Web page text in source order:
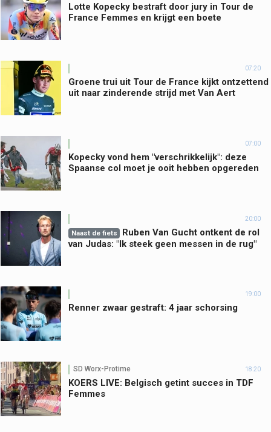
Lotte Kopecky bestraft door jury in Tour de
France Femmes en krijgt een boete
07:20
Groene trui uit Tour de France kijkt ontzettend
uit naar zinderende strijd met Van Aert
07:00
Kopecky vond hem "verschrikkelijk": deze
Spaanse col moet je ooit hebben opgereden
20:00
Naast de fiets
Ruben Van Gucht ontkent de rol
van Judas: "Ik steek geen messen in de rug"
19:00
Renner zwaar gestraft: 4 jaar schorsing
SD Worx-Protime 18:20
KOERS LIVE: Belgisch getint succes in TDF
Femmes